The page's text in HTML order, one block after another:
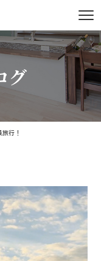
グ
旅行！